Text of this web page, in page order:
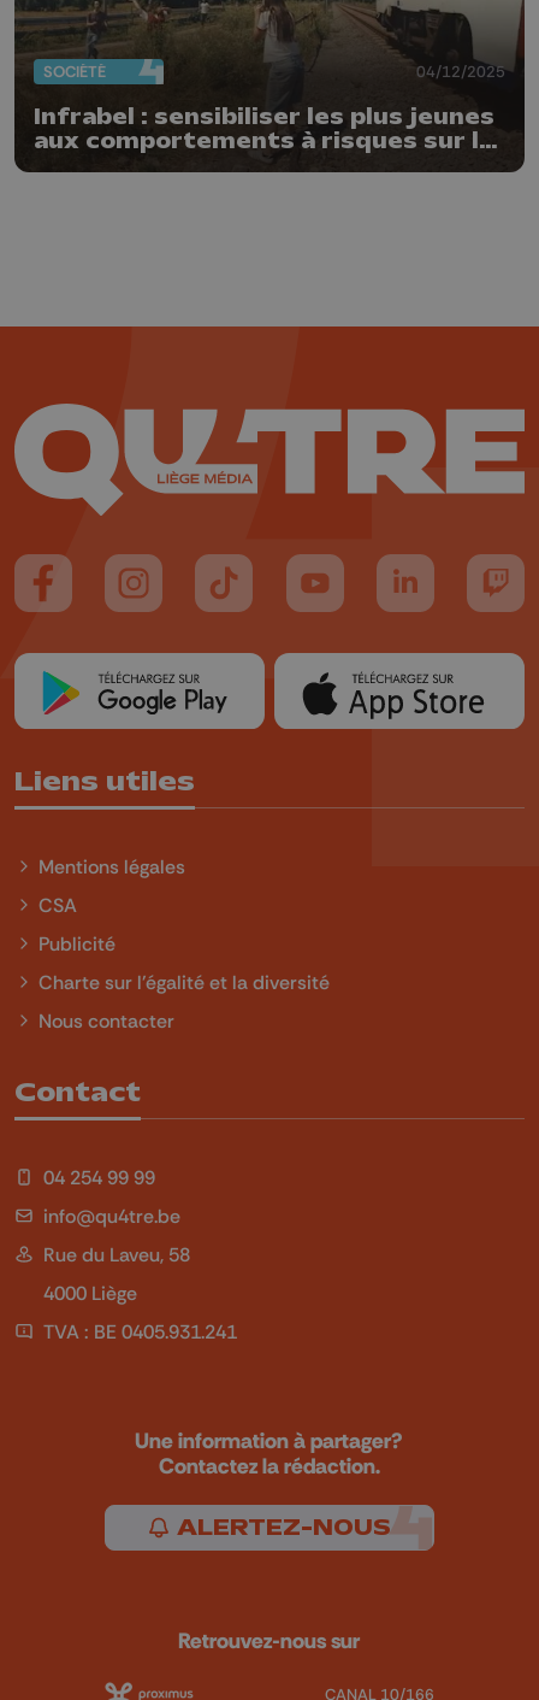
SOCIÉTÉ 04/12/2025
Infrabel : sensibiliser les plus jeunes
aux comportements à risques sur le
Suivez-nous sur FaceBook
Suivez-nous sur Instagram
Suivez-nous sur TikTok
Suivez-nous sur YouTube
Suivez-nous
Liens utiles
Mentions légales
CSA
Publicité
Charte sur l'égalité et la diversité
Nous contacter
Contact
04 254 99 99
info@qu4tre.be
Rue du Laveu, 58
4000 Liège
TVA : BE 0405.931.241
Une information à partager?
Contactez la rédaction.
ALERTEZ-NOUS
Retrouvez-nous sur
CANAL 10/166